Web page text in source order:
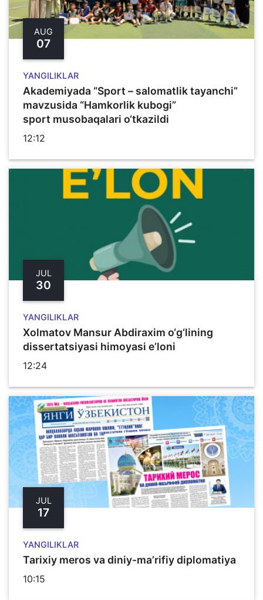
AUG
07
YANGILIKLAR
Akademiyada “Sport – salomatlik tayanchi”
mavzusida “Hamkorlik kubogi”
sport musobaqalari o‘tkazildi
12:12
JUL
30
YANGILIKLAR
Xolmatov Mansur Abdiraxim o‘g‘lining
dissertatsiyasi himoyasi e’loni
12:24
JUL
17
YANGILIKLAR
Tarixiy meros va diniy-ma’rifiy diplomatiya
10:15